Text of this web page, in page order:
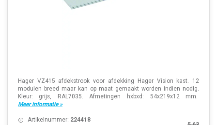
Hager VZ415 afdekstrook voor afdekking Hager Vision kast. 12
modulen breed maar kan op maat gemaakt worden indien nodig.
Kleur: grijs, RAL7035. Afmetingen hxbxd: 54x219x12 mm.
Meer informatie »
Artikelnummer: 224418